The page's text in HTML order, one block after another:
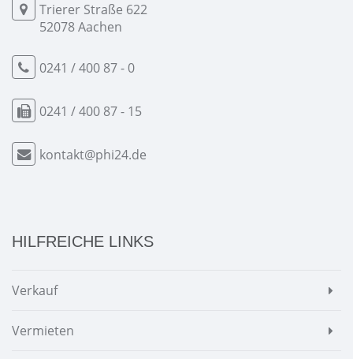
Trierer Straße 622
52078 Aachen
0241 / 400 87 - 0
0241 / 400 87 - 15
kontakt@phi24.de
HILFREICHE LINKS
Verkauf
Vermieten